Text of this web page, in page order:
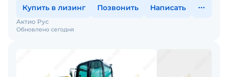
Купить в лизинг Позвонить Написать
Обновлено сегодня
Актио Рус